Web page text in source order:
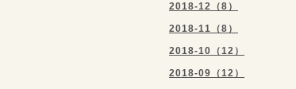
2018-12（8）
2018-11（8）
2018-10（12）
2018-09（12）